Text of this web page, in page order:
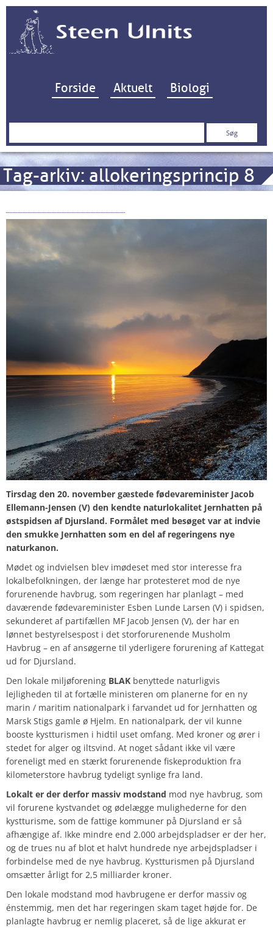
Hop til indhold
Forside Aktuelt Biologi
Søg
Tag-arkiv: allokeringsprincip 8
Tirsdag den 20. november gæstede fødevareminister Jacob
Ellemann-Jensen (V) den kendte naturlokalitet Jernhatten på
østspidsen af Djursland. Formålet med besøget var at indvie
den smukke Jernhatten som en del af regeringens nye
naturkanon.
Mødet og indvielsen blev imødeset med stor interesse fra
lokalbefolkningen, der længe har protesteret mod de nye
forurenende havbrug, som regeringen har planlagt – med
daværende fødevareminister Esben Lunde Larsen (V) i spidsen,
sekunderet af partifællen MF Jacob Jensen (V), der har en
lønnet bestyrelsespost i det storforurenende Musholm
Havbrug – en af ansøgerne til yderligere forurening af Kattegat
ud for Djursland.
Den lokale miljøforening BLAK benyttede naturligvis
lejligheden til at fortælle ministeren om planerne for en ny
marin / maritim nationalpark i farvandet ud for Jernhatten og
Marsk Stigs gamle ø Hjelm. En nationalpark, der vil kunne
booste kystturismen i hidtil uset omfang. Med kroner og ører i
stedet for alger og iltsvind. At noget sådant ikke vil være
foreneligt med en stærkt forurenende fiskeproduktion fra
kilometerstore havbrug tydeligt synlige fra land.
Lokalt er der derfor massiv modstand mod nye havbrug, som
vil forurene kystvandet og ødelægge mulighederne for den
kystturisme, som de fattige kommuner på Djursland er så
afhængige af. Ikke mindre end 2.000 arbejdspladser er der her,
og de trues nu af blot et halvt hundrede nye arbejdspladser i
forbindelse med de nye havbrug. Kystturismen på Djursland
omsætter årligt for 2,5 milliarder kroner.
Den lokale modstand mod havbrugene er derfor massiv og
énstemmig, men det har regeringen skam taget højde for. De
planlagte havbrug er nemlig placeret, så de lige akkurat er